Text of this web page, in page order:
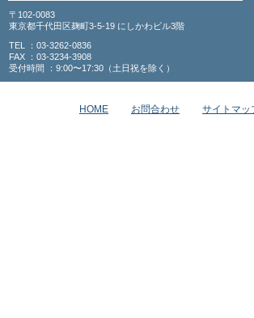
〒102-0083
東京都千代田区麹町3-5-19 にしかわビル3階
TEL ：03-3262-0836
FAX ：03-3234-3908
受付時間 ：9:00〜17:30（土日祝を除く）
HOME お問合わせ サイトマッ